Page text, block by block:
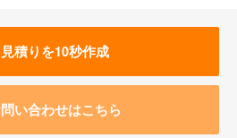
見積りを10秒作成
い合わせはこちら